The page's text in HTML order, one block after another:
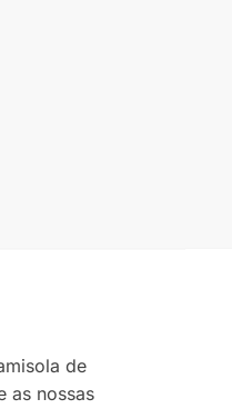
de
as nossas